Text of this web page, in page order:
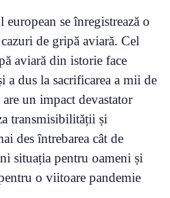
se înregistrează o
de gripă aviară. Cel
aviară din istorie face
a dus la sacrificarea a mii de
un impact devastator
transmisibilității și
des întrebarea cât de
situația pentru oameni și
o viitoare pandemie